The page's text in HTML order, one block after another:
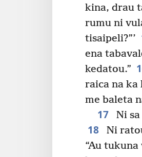
kina, drau
rumu ni
tisaipeli?”’
ena
kedatou.”
raica na ka
me baleta
17 Ni
18
Ni
“Au